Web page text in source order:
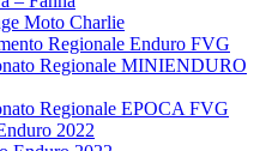
Moto Charlie
Regionale Enduro FVG
Regionale MINIENDURO
Regionale EPOCA FVG
2022